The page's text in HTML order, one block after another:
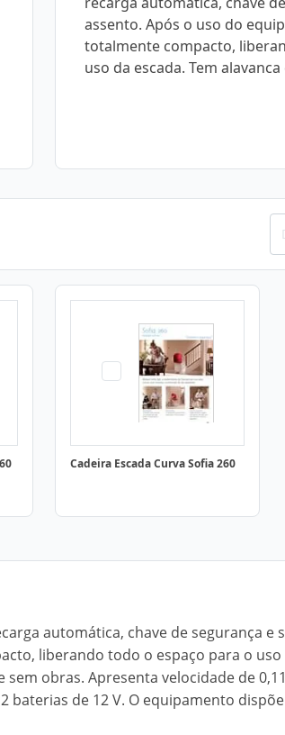
assento. Após o uso do
totalmente compacto,
uso da escada. Tem
Cadeira Escada Curva Sofia 260
automática, chave de segurança e
liberando todo o espaço para o uso
obras. Apresenta velocidade de
baterias de 12 V. O equipamento